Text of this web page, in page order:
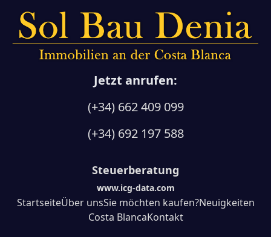
Jetzt anrufen:
(+34) 662 409 099
(+34) 692 197 588
Steuerberatung
www.icg-data.com
StartseiteÜber unsSie möchten kaufen?Neuigkeiten
Costa BlancaKontakt